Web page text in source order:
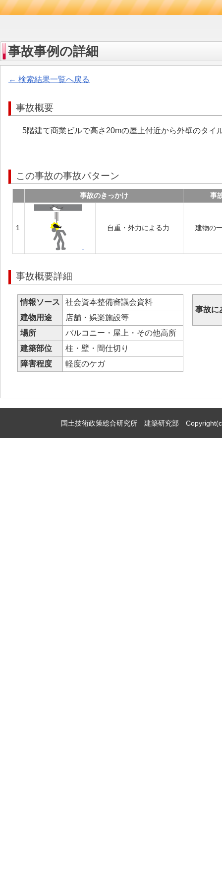
事故事例の詳細
← 検索結果一覧へ戻る
事故概要
5階建て商業ビルで高さ20mの屋上付近から外壁のタ
この事故の事故パターン
事故のきっかけ 事
1 自重・外力による力 建物の
事故概要詳細
情報ソース
社会資本整備審議会資料
建物用途
店舗・娯楽施設等
場所
バルコニー・屋上・その他高所
建築部位
柱・壁・間仕切り
障害程度
軽度のケガ
事故に
国土技術政策総合研究所 建築研究部